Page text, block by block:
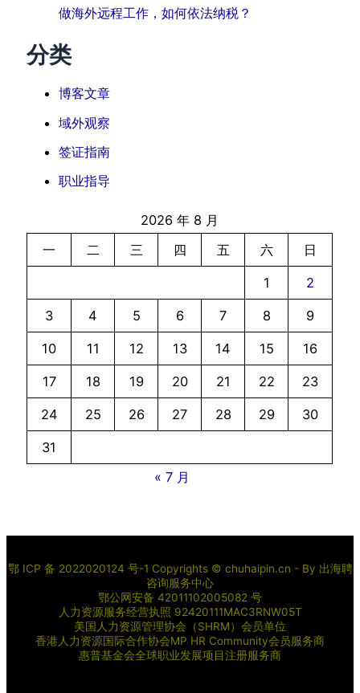
做海外远程工作，如何依法纳税？
分类
博客文章
域外观察
签证指南
职业指导
2026 年 8 月
一
二 三 四 五 六 日
1 2
3 4 5 6 7 8 9
10 11 12 13 14 15 16
17 18 19 20 21 22 23
24 25 26 27 28 29 30
31
« 7 月
鄂 ICP 备 2022020124 号-1 Copyrights © chuhaipin.cn - By 出海聘
咨询服务中心
鄂公网安备 42011102005082 号
人力资源服务经营执照 92420111MAC3RNW05T
美国人力资源管理协会（SHRM）会员单位
香港人力资源国际合作协会MP HR Community会员服务商
惠普基金会全球职业发展项目注册服务商